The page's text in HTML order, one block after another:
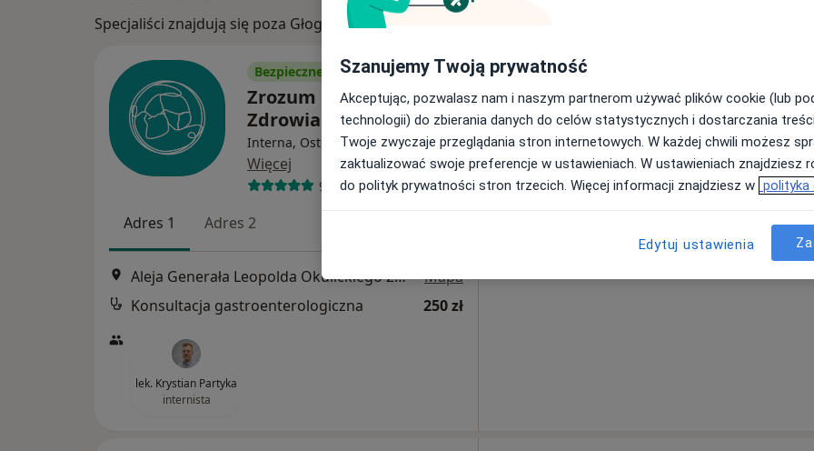
Specjaliści znajdują się poza Głogów Małopolski, podkarpackie, w obszarach bliskich Twojemu
Bezpieczne płatności
Zrozum Ciało - Centrum
Zdrowia
Interna, Osteopatia, Fizjoterapia·
Więcej
960 opinii
Adres 1 Adres 2
Aleja Generała Leopolda Okulickiego 20 Lokal b12, Rzeszów •Mapa
Konsultacja gastroenterologiczna
250 zł
lek. Krystian Partyka
internista
Dziś
8 Sie 9 Sie
Umawianie online nie jest dostępne
Pokaż profil
Szanujemy Twoją prywatność
Akceptując, pozwalasz nam i naszym partnerom używać plików cookie (lub
technologii) do zbierania danych do celów statystycznych i dostarczania
Twoje zwyczaje przeglądania stron internetowych. W każdej chwili możesz
zaktualizować swoje preferencje w ustawieniach. W ustawieniach znajdziesz
do polityk prywatności stron trzecich. Więcej informacji znajdziesz w polityka
Edytuj ustawienia